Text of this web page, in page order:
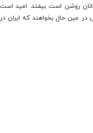
روشن است بیفتد. امید است
در عین حال بخواهند که ایران در